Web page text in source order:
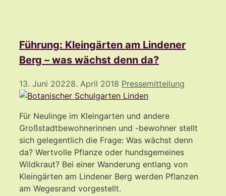
Führung: Kleingärten am Lindener
Berg – was wächst denn da?
13. Juni 20228. April 2018 Pressemitteilung
Für Neulinge im Kleingarten und andere
Großstadtbewohnerinnen und -bewohner stellt
sich gelegentlich die Frage: Was wächst denn
da? Wertvolle Pflanze oder hundsgemeines
Wildkraut? Bei einer Wanderung entlang von
Kleingärten am Lindener Berg werden Pflanzen
am Wegesrand vorgestellt.